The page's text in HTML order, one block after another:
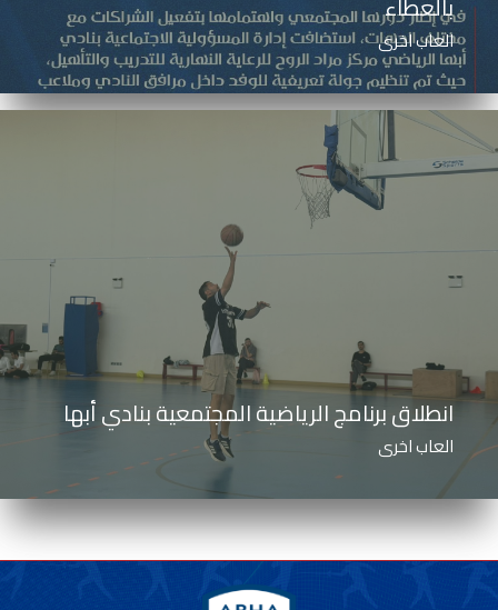
العاب اخرى
انطلاق برنامج الرياضية المجتمعية بنادي أبها
العاب اخرى